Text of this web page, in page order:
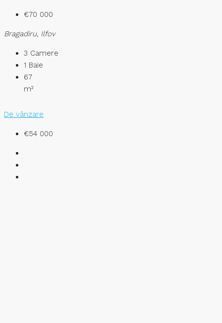
€70 000
Bragadiru, Ilfov
3 Camere
1 Baie
67
m²
De vânzare
€54 000